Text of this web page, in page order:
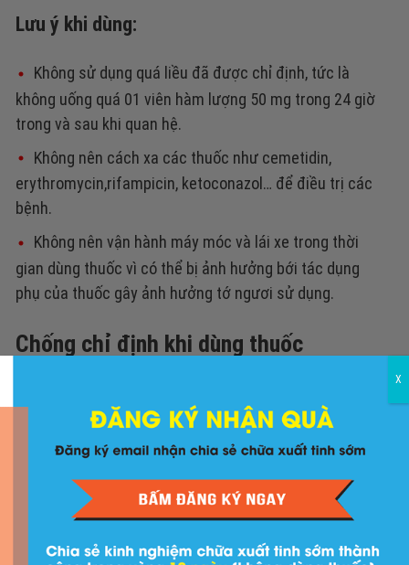
Lưu ý khi dùng:
Không sử dụng quá liều đã được chỉ định, tức là
không uống quá 01 viên hàm lượng 50 mg trong 24 giờ
trong và sau khi quan hệ.
Không nên cách xa các thuốc như cemetidin,
erythromycin,rifampicin, ketoconazol… để điều trị các
bệnh.
Không nên vận hành máy móc và lái xe trong thời
gian dùng thuốc vì có thể bị ảnh hưởng bới tác dụng
phụ của thuốc gây ảnh hưởng tớ ngươi sử dụng.
Chống chỉ định khi dùng thuốc
Những người bị tim mạch, tăng huyết áp.
Suy gan, suy thận nặng.
Người mắc các bệnh về mắt.
X